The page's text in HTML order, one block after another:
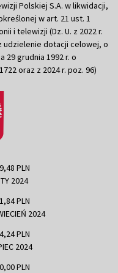
Polskiej S.A. w likwidacji,
w art. 21 ust. 1
i telewizji (Dz. U. z 2022 r.
udzielenie dotacji celowej, o
29 grudnia 1992 r. o
oraz z 2024 r. poz. 96)
PLN
2024
PLN
2024
PLN
2024
PLN